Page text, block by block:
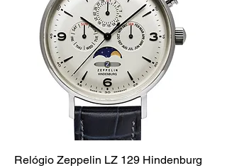
Relógio Zeppelin LZ 129 Hindenburg